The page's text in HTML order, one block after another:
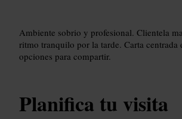
Ambiente sobrio y profesional. Clientela
ritmo tranquilo por la tarde. Carta
opciones para compartir.
Planifica tu visita